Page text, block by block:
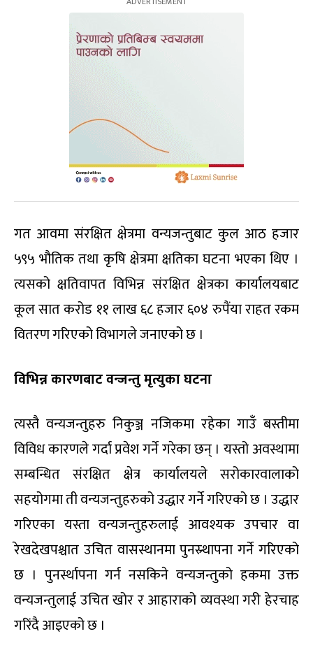
गत आवमा संरक्षित क्षेत्रमा वन्यजन्तुबाट कुल आठ हजार
५९५ भौतिक तथा कृषि क्षेत्रमा क्षतिका घटना भएका थिए ।
त्यसको क्षतिवापत विभिन्न संरक्षित क्षेत्रका कार्यालयबाट
कूल सात करोड ११ लाख ६८ हजार ६०४ रुपैंया राहत रकम
वितरण गरिएको विभागले जनाएको छ ।
विभिन्न कारणबाट वन्जन्तु मृत्युका घटना
त्यस्तै वन्यजन्तुहरु निकुञ्ज नजिकमा रहेका गाउँ बस्तीमा
विविध कारणले गर्दा प्रवेश गर्ने गरेका छन् । यस्तो अवस्थामा
सम्बन्धित संरक्षित क्षेत्र कार्यालयले सरोकारवालाको
सहयोगमा ती वन्यजन्तुहरुको उद्धार गर्ने गरिएको छ । उद्धार
गरिएका यस्ता वन्यजन्तुहरुलाई आवश्यक उपचार वा
रेखदेखपश्चात उचित वासस्थानमा पुनस्र्थापना गर्ने गरिएको
छ । पुनर्स्थापना गर्न नसकिने वन्यजन्तुको हकमा उक्त
वन्यजन्तुलाई उचित खोर र आहाराको व्यवस्था गरी हेरचाह
गरिंदै आइएको छ ।